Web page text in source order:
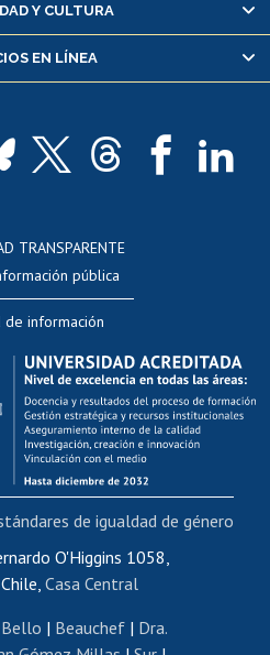
y dental
y crédito alumnos
Académico
docente
académica
al AUCAI
os
de capacitación
del personal
interna
de renta
renta honorarios
blancas
Y CULTURA
EN LÍNEA
TRANSPARENTE
pública
de información
O'Higgins 1058,
Casa Central
| Beauchef| Dra.
de igualdad de género